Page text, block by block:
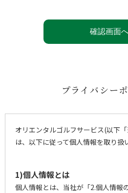
プライバシー
オリエンタルゴルフサービス(以下
は、以下に従って個人情報を取り扱
1)個人情報とは
個人情報とは、当社が「2.個人情報